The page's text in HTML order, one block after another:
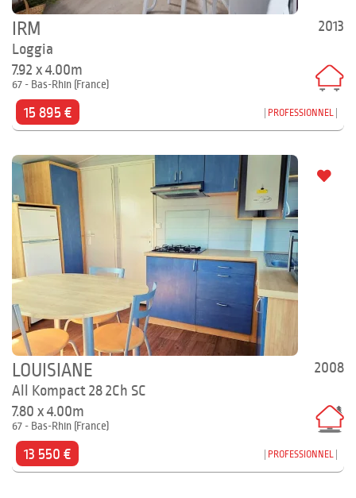
2013
IRM
Loggia
7.92 x 4.00m
67 - Bas-Rhin (France)
15 895 € PROFESSIONNEL
2008
LOUISIANE
All Kompact 28 2Ch SC
7.80 x 4.00m
67 - Bas-Rhin (France)
13 550 € PROFESSIONNEL